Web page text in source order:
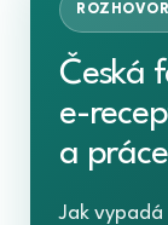
Česká
e-
a
Jak vypadá